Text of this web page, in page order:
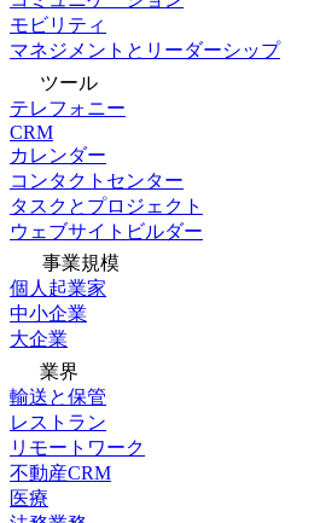
モビリティ
マネジメントとリーダーシップ
ツール
テレフォニー
CRM
カレンダー
コンタクトセンター
タスクとプロジェクト
ウェブサイトビルダー
事業規模
個人起業家
中小企業
大企業
業界
輸送と保管
レストラン
リモートワーク
不動産CRM
医療